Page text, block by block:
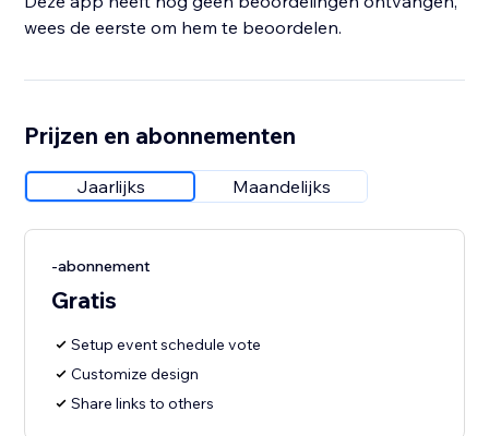
wees de eerste om hem te beoordelen.
Prijzen en abonnementen
Jaarlijks Maandelijks
-abonnement
Gratis
Setup event schedule vote
Customize design
Share links to others